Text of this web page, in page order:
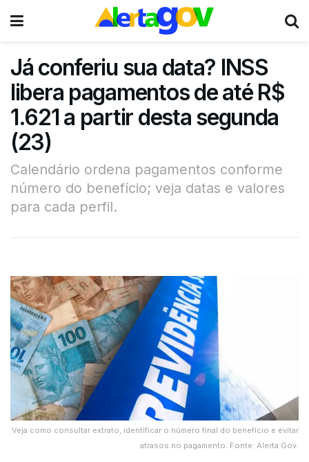
Já conferiu sua data? INSS
libera pagamentos de até R$
1.621 a partir desta segunda
(23)
Calendário ordena pagamentos conforme
número do benefício; veja datas e valores
para cada perfil.
Veja como consultar extrato, identificar o número final do benefício e evitar
atrasos no pagamento. Fonte: Alerta Gov.